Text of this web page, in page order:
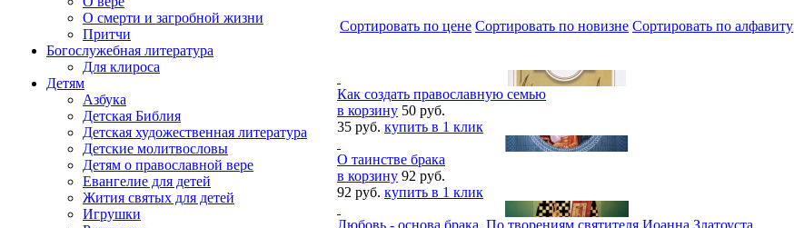
О смерти и загробной жизни
Притчи
Богослужебная литература
Для клироса
Детям
Азбука
Детская Библия
Детская художественная литература
Детские молитвословы
Детям о православной вере
Евангелие для детей
Жития святых для детей
Игрушки
Cортировать по цене Cортировать по новизне Cортировать по алфавиту
Как создать православную семью
в корзину 50 руб.
35 руб. купить в 1 клик
О таинстве брака
в корзину 92 руб.
92 руб. купить в 1 клик
Любовь - основа брака. По творениям святителя Иоанна Златоуста